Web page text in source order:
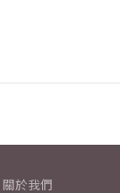
關於我們